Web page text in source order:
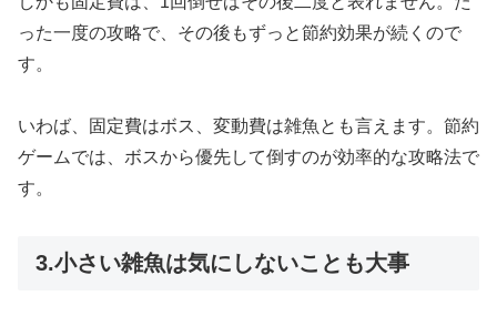
った一度の攻略で、その後もずっと節約効果が続くので
す。
いわば、固定費はボス、変動費は雑魚とも言えます。節約
ゲームでは、ボスから優先して倒すのが効率的な攻略法で
す。
3.小さい雑魚は気にしないことも大事